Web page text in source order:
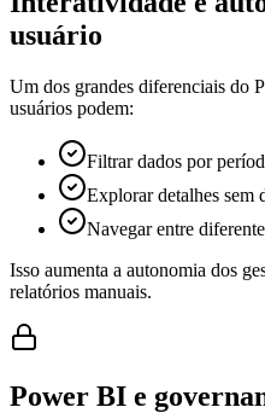
usuário
Um dos grandes diferenciais do
usuários podem:
Filtrar dados por
Explorar detalhes sem
Navegar entre
Isso aumenta a autonomia dos
relatórios manuais.
Power BI e